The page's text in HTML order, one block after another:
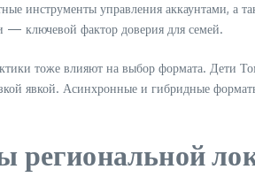
инструменты управления аккаунтами, а
— ключевой фактор доверия для семей.
тоже влияют на выбор формата. Дети
явкой. Асинхронные и гибридные
региональной